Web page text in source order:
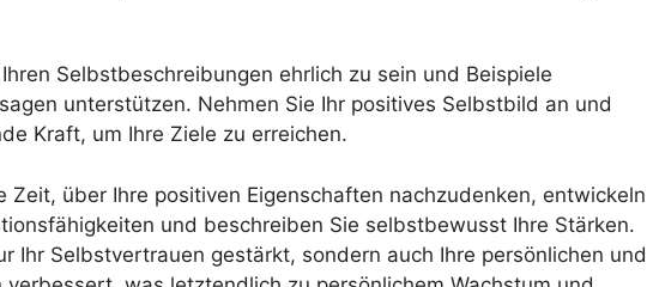
Selbstbeschreibungen ehrlich zu sein und Beispiele
unterstützen. Nehmen Sie Ihr positives Selbstbild an und
Kraft, um Ihre Ziele zu erreichen.
Zeit, über Ihre positiven Eigenschaften nachzudenken, entwickeln
und beschreiben Sie selbstbewusst Ihre Stärken.
Ihr Selbstvertrauen gestärkt, sondern auch Ihre persönlichen und